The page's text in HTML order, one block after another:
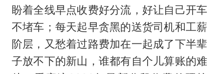
盼着全线早点收费好分流，好让自己开车
不堵车；每天起早贪黑的送货司机和工薪
阶层，又愁着过路费加在一起成了下半辈
子放不下的新山，谁都有自个儿算账的难